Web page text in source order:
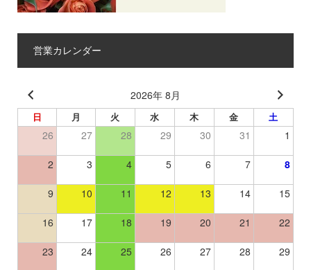
営業カレンダー
2026年 8月
日 月 火 水 木 金 土
26 27 28 29 30 31 1
2 3 4 5 6 7 8
9 10 11 12 13 14 15
16 17 18 19 20 21 22
23 24 25 26 27 28 29